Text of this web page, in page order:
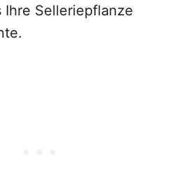
Ihre Selleriepflanze